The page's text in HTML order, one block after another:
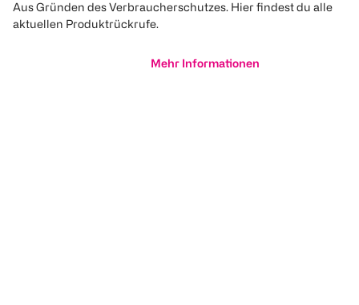
Aus Gründen des Verbraucherschutzes. Hier findest du alle
aktuellen Produktrückrufe.
Mehr Informationen